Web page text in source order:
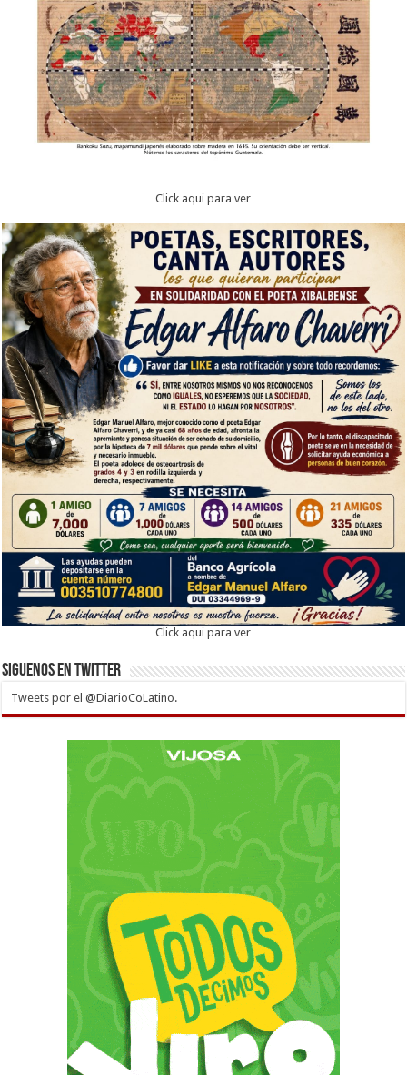
Click aqui para ver
Click aqui para ver
Siguenos en twitter
Tweets por el @DiarioCoLatino.